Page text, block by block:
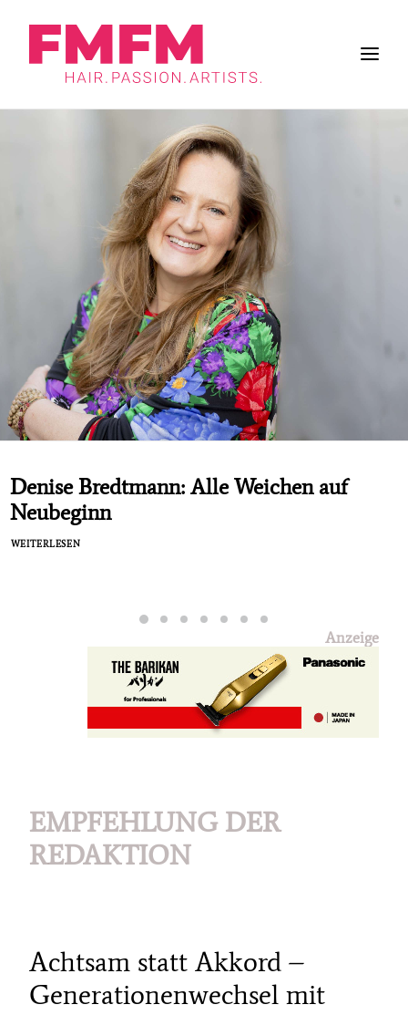
ZUKUNFT DES SALONS
INSPIRATION
WORK & LIFE
BRANCHE
FMFM
SUCHE
Denise Bredtmann: Alle Weichen auf
Neubeginn
WEITERLESEN
Anzeige
EMPFEHLUNG DER
REDAKTION
Achtsam statt Akkord –
Generationenwechsel mit